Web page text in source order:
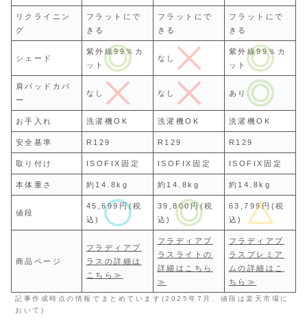
リクライニン
グ
フラットにで
きる
フラットにで
きる
フラットにで
きる
シェード
紫外線99％カ
ット
なし
紫外線99％カ
ット
肩パッドカバ
ー
なし なし あり
お手入れ 洗濯機OK 洗濯機OK 洗濯機OK
安全基準 R129 R129 R129
取り付け ISOFIX固定 ISOFIX固定 ISOFIX固定
本体重さ 約14.8kg 約14.8kg 約14.8kg
値段
45,699円(税
込)
39,800円(税
込)
63,799円(税
込)
商品ページ
フラディアプ
ラスの詳細は
こちら≫
フラディアプ
ラスライトの
詳細はこちら
≫
フラディアプ
ラスプレミア
ムの詳細はこ
ちら≫
記事作成時点の情報でまとめています(2025年7月、値段は楽天市場に
おいて)